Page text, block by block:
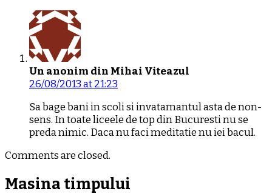
Un anonim din Mihai Viteazul
26/08/2013 at 21:23
Sa bage bani in scoli si invatamantul asta de non-
sens. In toate liceele de top din Bucuresti nu se
preda nimic. Daca nu faci meditatie nu iei bacul.
Comments are closed.
Masina timpului